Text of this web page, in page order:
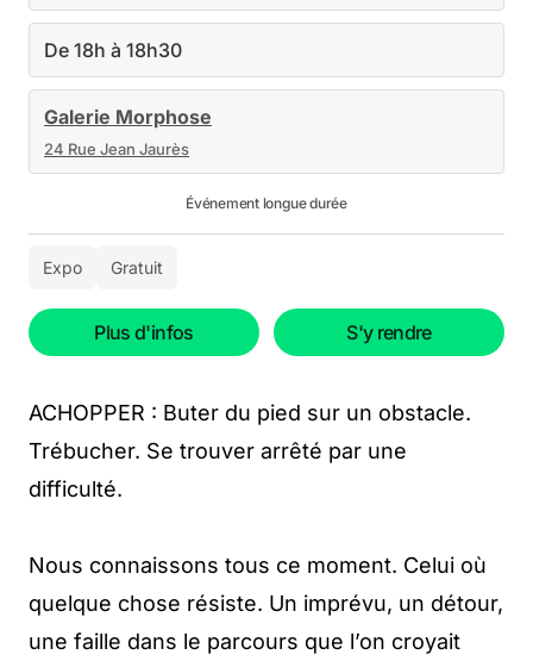
De 18h à 18h30
Galerie Morphose
24 Rue Jean Jaurès
Événement longue durée
Expo Gratuit
Plus d'infos S'y rendre
ACHOPPER : Buter du pied sur un obstacle.
Trébucher. Se trouver arrêté par une
difficulté.
Nous connaissons tous ce moment. Celui où
quelque chose résiste. Un imprévu, un détour,
une faille dans le parcours que l’on croyait